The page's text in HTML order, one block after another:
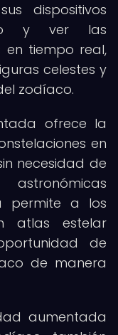
dispositivos
y ver las
en tiempo real,
celestes y
zodíaco.
ofrece la
en
necesidad de
permite a los
atlas estelar
de
de manera
aumentada